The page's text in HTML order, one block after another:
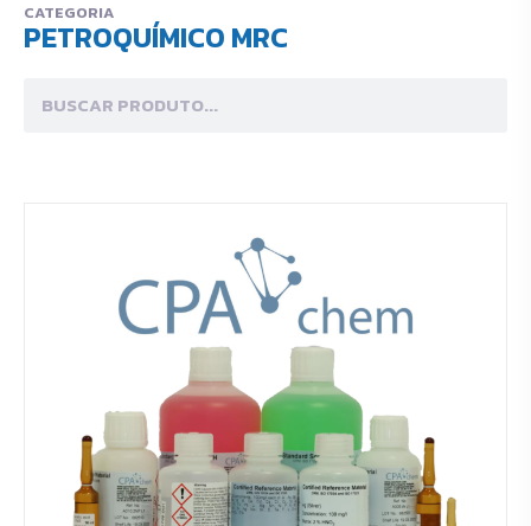
CATEGORIA
PETROQUÍMICO MRC